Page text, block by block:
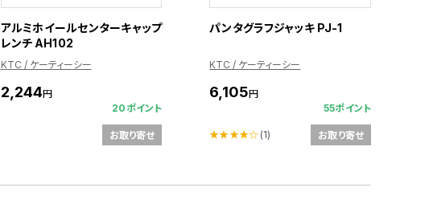
アルミホイールセンターキャップ
レンチ AH102
KTC / ケーティーシー
2,244円
20ポイント
お取り寄せ
パンタグラフジャッキ PJ-1
KTC / ケーティーシー
6,105円
55ポイント
★★★★☆ (1) お取り寄せ